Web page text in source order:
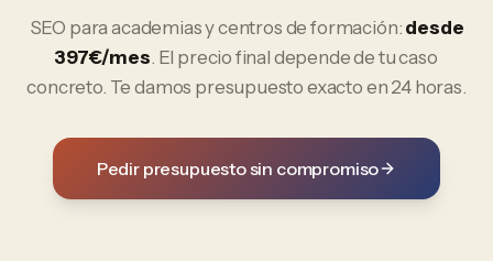
SEO paraacademias y centros de formación: desde
397€/mes. El precio final depende de tu caso
concreto. Te damos presupuesto exacto en 24 horas.
Pedir presupuesto sin compromiso